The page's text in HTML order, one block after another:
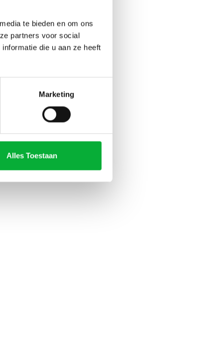
te bieden en om ons
partners voor social
die u aan ze heeft
Marketing
Alles Toestaan
t-shirts